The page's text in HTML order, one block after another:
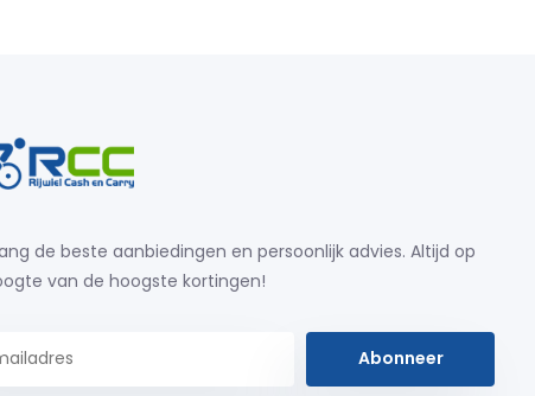
de beste aanbiedingen en persoonlijk advies. Altijd op
van de hoogste kortingen!
Abonneer